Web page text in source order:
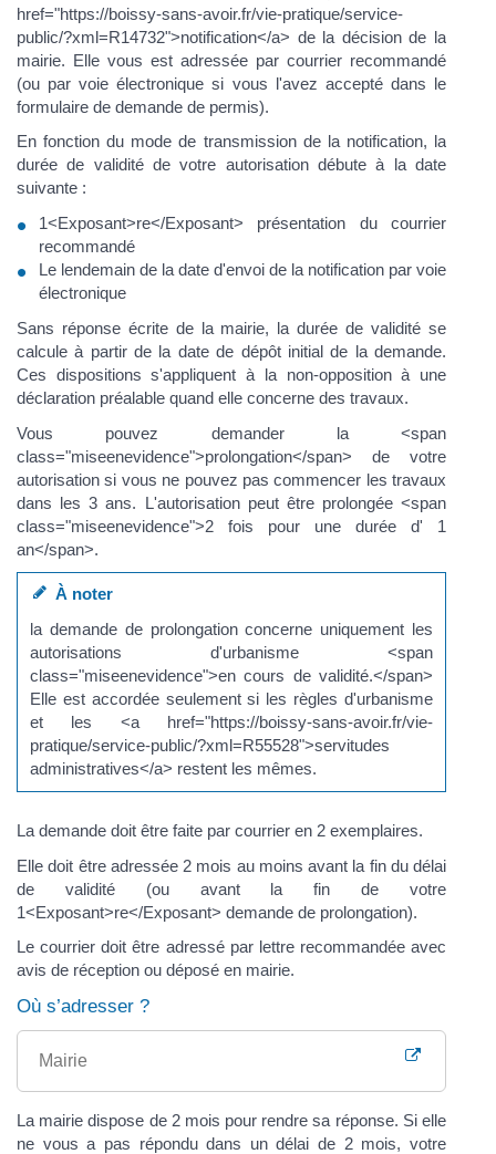
href="https://boissy-sans-avoir.fr/vie-pratique/service-
public/?xml=R14732">notification</a> de la décision de la
mairie. Elle vous est adressée par courrier recommandé
(ou par voie électronique si vous l'avez accepté dans le
formulaire de demande de permis).
En fonction du mode de transmission de la notification, la
durée de validité de votre autorisation débute à la date
suivante :
1<Exposant>re</Exposant> présentation du courrier
recommandé
Le lendemain de la date d'envoi de la notification par voie
électronique
Sans réponse écrite de la mairie, la durée de validité se
calcule à partir de la date de dépôt initial de la demande.
Ces dispositions s'appliquent à la non-opposition à une
déclaration préalable quand elle concerne des travaux.
Vous pouvez demander la <span
class="miseenevidence">prolongation</span> de votre
autorisation si vous ne pouvez pas commencer les travaux
dans les 3 ans. L'autorisation peut être prolongée <span
class="miseenevidence">2 fois pour une durée d' 1
an</span>.
À noter
la demande de prolongation concerne uniquement les
autorisations d'urbanisme <span
class="miseenevidence">en cours de validité.</span>
Elle est accordée seulement si les règles d'urbanisme
et les <a href="https://boissy-sans-avoir.fr/vie-
pratique/service-public/?xml=R55528">servitudes
administratives</a> restent les mêmes.
La demande doit être faite par courrier en 2 exemplaires.
Elle doit être adressée 2 mois au moins avant la fin du délai
de validité (ou avant la fin de votre
1<Exposant>re</Exposant> demande de prolongation).
Le courrier doit être adressé par lettre recommandée avec
avis de réception ou déposé en mairie.
Où s’adresser ?
Mairie
La mairie dispose de 2 mois pour rendre sa réponse. Si elle
ne vous a pas répondu dans un délai de 2 mois, votre